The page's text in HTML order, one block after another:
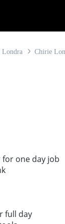
Londra Chirie
one day job
full day